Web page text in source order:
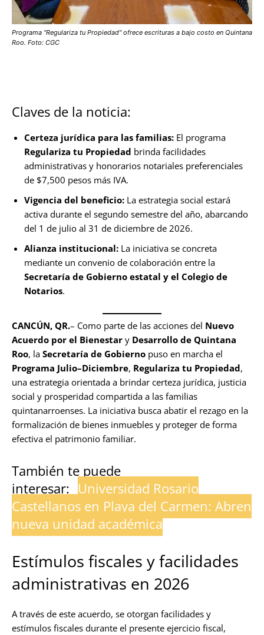
Programa "Regulariza tu Propiedad" ofrece escrituras a bajo costo en Quintana
Roo. Foto: CGC
Claves de la noticia:
Certeza jurídica para las familias: El programa
Regulariza tu Propiedad brinda facilidades
administrativas y honorarios notariales preferenciales
de $7,500 pesos más IVA.
Vigencia del beneficio: La estrategia social estará
activa durante el segundo semestre del año, abarcando
del 1 de julio al 31 de diciembre de 2026.
Alianza institucional: La iniciativa se concreta
mediante un convenio de colaboración entre la
Secretaría de Gobierno estatal y el Colegio de
Notarios.
CANCÚN, QR.– Como parte de las acciones del Nuevo
Acuerdo por el Bienestar y Desarrollo de Quintana
Roo, la Secretaría de Gobierno puso en marcha el
Programa Julio–Diciembre, Regulariza tu Propiedad,
una estrategia orientada a brindar certeza jurídica, justicia
social y prosperidad compartida a las familias
quintanarroenses. La iniciativa busca abatir el rezago en la
formalización de bienes inmuebles y proteger de forma
efectiva el patrimonio familiar.
También te puede
interesar: Universidad Rosario
Castellanos en Playa del Carmen: Abren
nueva unidad académica
Estímulos fiscales y facilidades
administrativas en 2026
A través de este acuerdo, se otorgan facilidades y
estímulos fiscales durante el presente ejercicio fiscal,